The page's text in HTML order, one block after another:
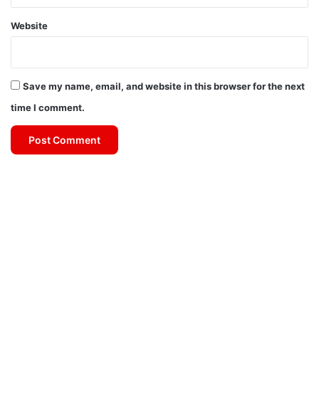
Website
Save my name, email, and website in this browser for the next
time I comment.